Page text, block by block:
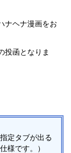
ナヘナ漫画をお
投函となりま
定タブが出る
様です。）